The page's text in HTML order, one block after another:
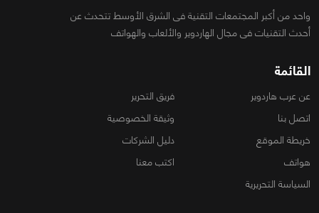
واحد من أكبر المجتمعات التقنية فى الشرق الأوسط تتحدث عن
أحدث التقنيات فى مجال الهاردوير والألعاب والهواتف
القائمة
عن عرب هاردوير
فريق التحرير
اتصل بنا
وثيقة الخصوصية
خريطة الموقع
دليل الشركات
هواتف
اكتب معنا
السياسة التحريرية